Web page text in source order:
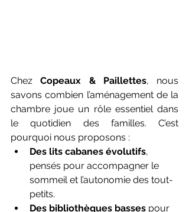
Chez Copeaux & Paillettes, nous
savons combien l’aménagement de la
chambre joue un rôle essentiel dans
le quotidien des familles. C’est
pourquoi nous proposons :
Des lits cabanes évolutifs,
pensés pour accompagner le
sommeil et l’autonomie des tout-
petits.
Des bibliothèques basses pour